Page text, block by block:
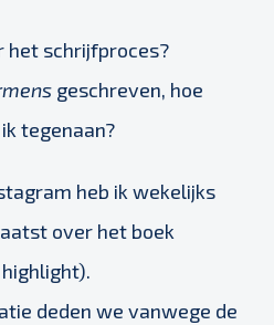
het schrijfproces?
geschreven, hoe
tegenaan?
heb ik wekelijks
over het boek
deden we vanwege de